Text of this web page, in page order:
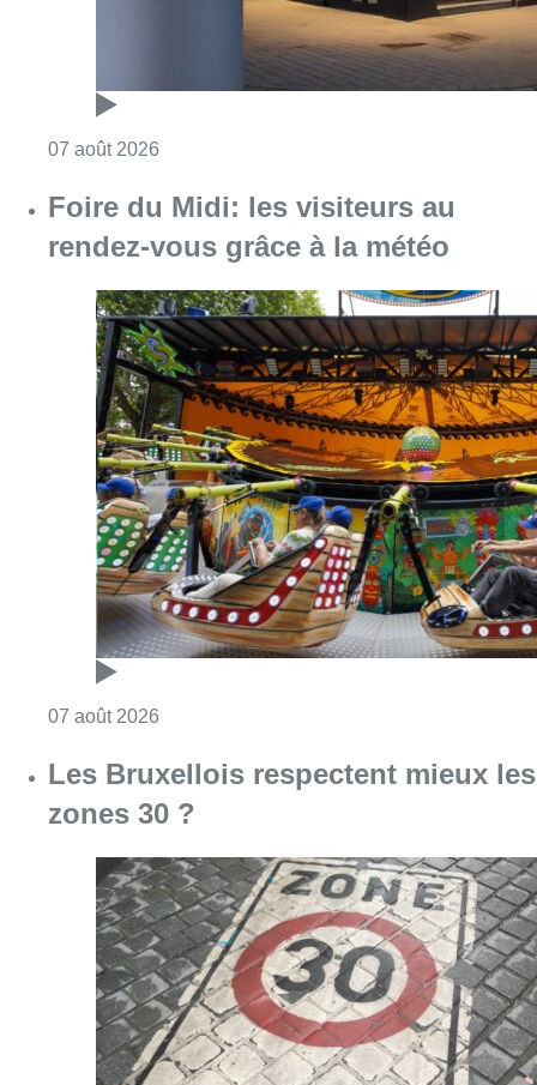
07 août 2026 Consulter l'article "Foire du Midi: les
Les Bruxellois respectent mieux les
zones 30 ?
07 août 2026Consulter l'article "Les Bruxellois
Deux mineurs interpellés après un
vol à main armée dans un